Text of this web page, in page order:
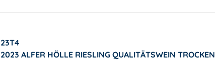
23T4
2023 ALFER HÖLLE RIESLING QUALITÄTSWEIN TROCKEN